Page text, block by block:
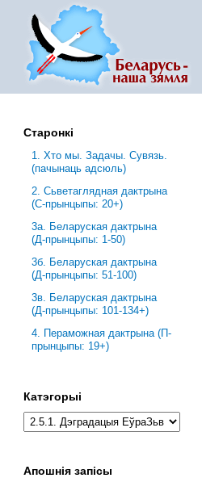
Старонкі
1. Хто мы. Задачы. Сувязь.
(пачынаць адсюль)
2. Сьветаглядная дактрына
(С-прынцыпы: 20+)
3a. Беларуская дактрына
(Д-прынцыпы: 1-50)
3б. Беларуская дактрына
(Д-прынцыпы: 51-100)
3в. Беларуская дактрына
(Д-прынцыпы: 101-134+)
4. Пераможная дактрына (П-
прынцыпы: 19+)
Катэгорыі
Апошнія запісы